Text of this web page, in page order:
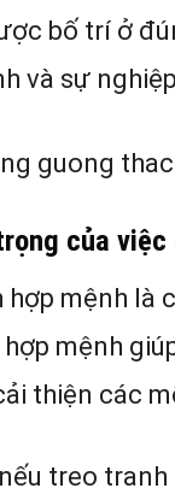
bố trí ở
và sự
của
hợp mệnh là
hợp mệnh
thiện các
treo